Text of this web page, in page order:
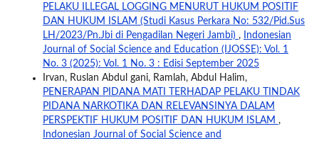
PELAKU ILLEGAL LOGGING MENURUT HUKUM POSITIF
DAN HUKUM ISLAM (Studi Kasus Perkara No: 532/Pid.Sus
LH/2023/Pn.Jbi di Pengadilan Negeri Jambi) ,
Indonesian
Journal of Social Science and Education (IJOSSE): Vol. 1
No. 3 (2025): Vol. 1 No. 3 : Edisi September 2025
Irvan, Ruslan Abdul gani, Ramlah, Abdul Halim,
PENERAPAN PIDANA MATI TERHADAP PELAKU TINDAK
PIDANA NARKOTIKA DAN RELEVANSINYA DALAM
PERSPEKTIF HUKUM POSITIF DAN HUKUM ISLAM ,
Indonesian Journal of Social Science and